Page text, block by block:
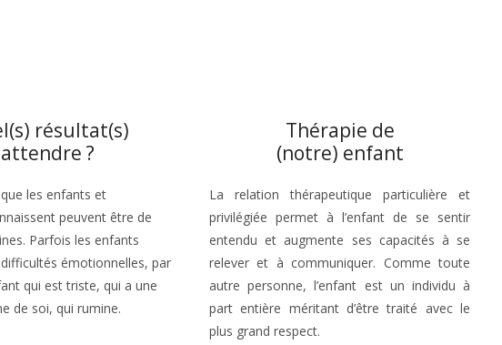
résultat(s)
?
Thérapie de
(notre) enfant
les enfants et
peuvent être de
Parfois les enfants
émotionnelles, par
qui est triste, qui a une
de soi, qui rumine.
La relation thérapeutique particulière et
privilégiée permet à l’enfant de se sentir
entendu et augmente ses capacités à se
relever et à communiquer. Comme toute
autre personne, l’enfant est un individu à
part entière méritant d’être traité avec le
plus grand respect.